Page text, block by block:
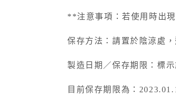
**注意事項：若使用時出
保存方法：請置於陰涼處
製造日期／保存期限：標示
目前保存期限為：